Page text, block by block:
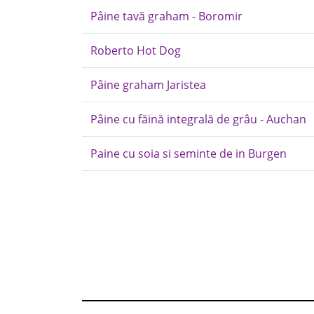
Pâine tavă graham - Boromir
Roberto Hot Dog
Pâine graham Jaristea
Pâine cu făină integrală de grâu - Auchan
Paine cu soia si seminte de in Burgen